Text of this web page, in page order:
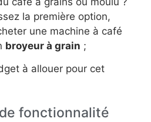
la première option,
une machine à café
broyeur à grain ;
à allouer pour cet
fonctionnalité